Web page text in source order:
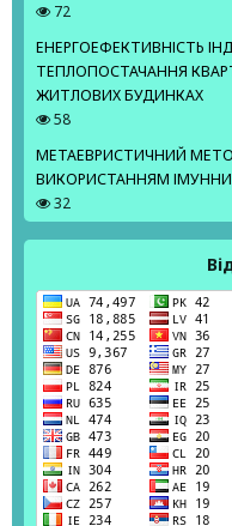
72
ЕНЕРГОЕФЕКТИВНІСТЬ
ТЕПЛОПОСТАЧАННЯ
ЖИТЛОВИХ БУДИНКАХ
58
МЕТАЕВРИСТИЧНИЙ
ВИКОРИСТАННЯМ
32